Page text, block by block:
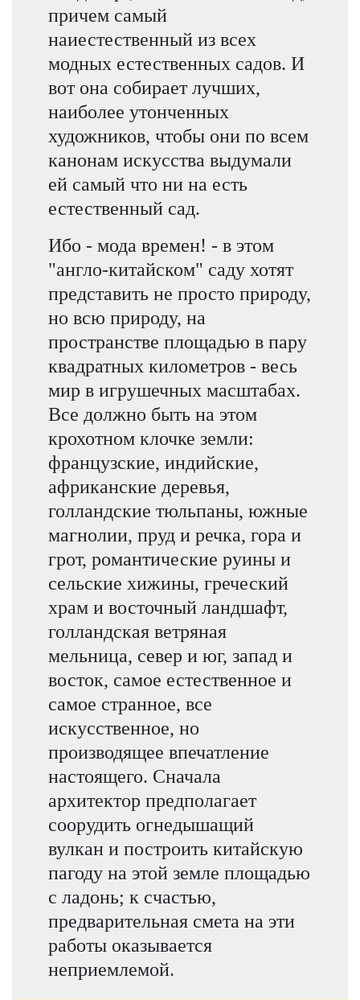
причем самый
наиестественный из всех
модных естественных садов. И
вот она собирает лучших,
наиболее утонченных
художников, чтобы они по всем
канонам искусства выдумали
ей самый что ни на есть
естественный сад.
Ибо - мода времен! - в этом
"англо-китайском" саду хотят
представить не просто природу,
но всю природу, на
пространстве площадью в пару
квадратных километров - весь
мир в игрушечных масштабах.
Все должно быть на этом
крохотном клочке земли:
французские, индийские,
африканские деревья,
голландские тюльпаны, южные
магнолии, пруд и речка, гора и
грот, романтические руины и
сельские хижины, греческий
храм и восточный ландшафт,
голландская ветряная
мельница, север и юг, запад и
восток, самое естественное и
самое странное, все
искусственное, но
производящее впечатление
настоящего. Сначала
архитектор предполагает
соорудить огнедышащий
вулкан и построить китайскую
пагоду на этой земле площадью
с ладонь; к счастью,
предварительная смета на эти
работы оказывается
неприемлемой.